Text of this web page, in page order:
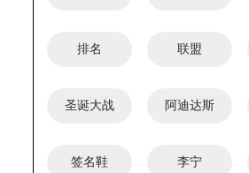
排名 联盟
圣诞大战 阿迪达斯
签名鞋 李宁